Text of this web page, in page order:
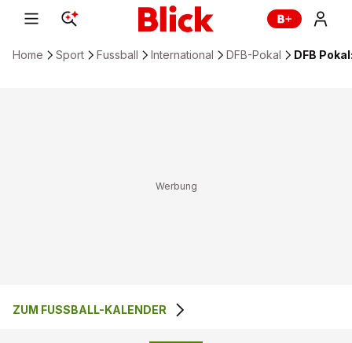
Home Sport Fussball International DFB-Pokal DFB
2 :3
ZUM FUSSBALL-KALENDER